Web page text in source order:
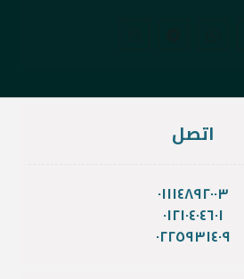
اتصل
٠١١١٤٨٩٢٠٠٣
٠١٢١٠٤٠٤٦٠١
٠٢٢٥٩٣١٤٠٩